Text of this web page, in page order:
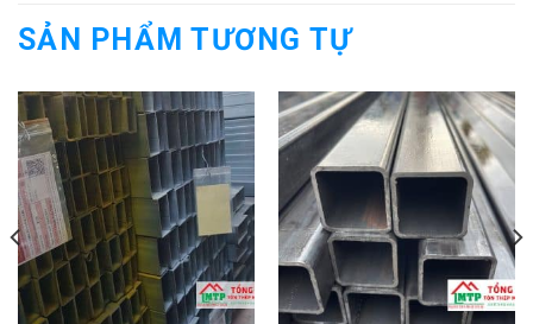
SẢN PHẨM TƯƠNG TỰ